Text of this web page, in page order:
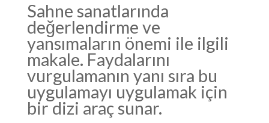
Sahne sanatlarında
değerlendirme ve
yansımaların önemi ile ilgili
makale. Faydalarını
vurgulamanın yanı sıra bu
uygulamayı uygulamak için
bir dizi araç sunar.